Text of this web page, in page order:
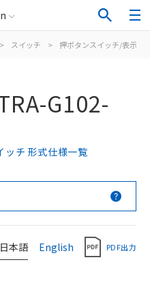
> スイッチ > 押ボタンスイッチ/表示灯
G102-
ッチ 形式仕様一覧
日本語 English PDF出力